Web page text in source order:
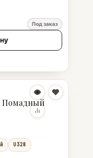
Под заказ
Помадный
U328